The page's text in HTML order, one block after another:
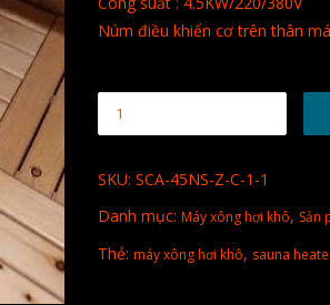
Núm điều khiển cơ trên thân
SKU: SCA-45NS-Z-C-1-1
Danh mục: Máy xông hơi khô, Sản
Thẻ: máy xông hơi khô, sauna